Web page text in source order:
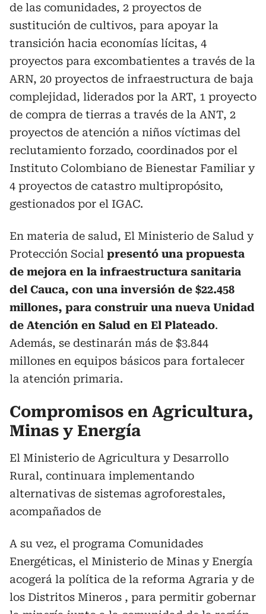
de las comunidades, 2 proyectos de
sustitución de cultivos, para apoyar la
transición hacia economías lícitas, 4
proyectos para excombatientes a través de la
ARN, 20 proyectos de infraestructura de baja
complejidad, liderados por la ART, 1 proyecto
de compra de tierras a través de la ANT, 2
proyectos de atención a niños víctimas del
reclutamiento forzado, coordinados por el
Instituto Colombiano de Bienestar Familiar y
4 proyectos de catastro multipropósito,
gestionados por el IGAC.
En materia de salud, El Ministerio de Salud y
Protección Social presentó una propuesta
de mejora en la infraestructura sanitaria
del Cauca, con una inversión de $22.458
millones, para construir una nueva Unidad
de Atención en Salud en El Plateado.
Además, se destinarán más de $3.844
millones en equipos básicos para fortalecer
la atención primaria.
Compromisos en Agricultura,
Minas y Energía
El Ministerio de Agricultura y Desarrollo
Rural, continuara implementando
alternativas de sistemas agroforestales,
acompañados de
A su vez, el programa Comunidades
Energéticas, el Ministerio de Minas y Energía
acogerá la política de la reforma Agraria y de
los Distritos Mineros , para permitir gobernar